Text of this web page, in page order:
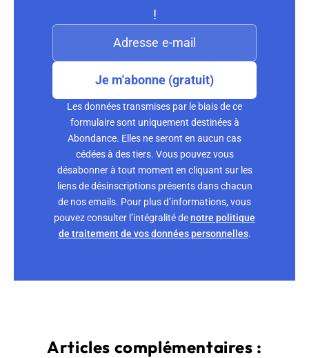
!
Je m'abonne (gratuit)
Les données transmises par le biais de ce
formulaire sont uniquement destinées à
Abondance. Elles ne seront en aucun cas
cédées à des tiers. Vous pouvez vous
désabonner à tout moment en cliquant sur les
liens de désinscriptions présents dans chacun
de nos emails. Pour plus d’informations, vous
pouvez consulter l’intégralité denotre politique
de traitement de vos données personnelles.
Articles complémentaires :